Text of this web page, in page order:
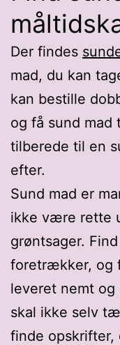
Der findes
mad, du kan
kan bestille
og få sund mad
tilberede til en
efter.
Sund mad er
ikke være rette
grøntsager.
foretrækker, og
leveret nemt
skal ikke selv
finde opskrifter,